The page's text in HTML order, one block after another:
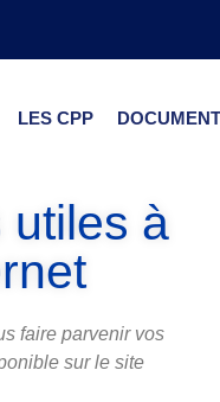
LES CPP
utiles à
faire parvenir vos
sur le site